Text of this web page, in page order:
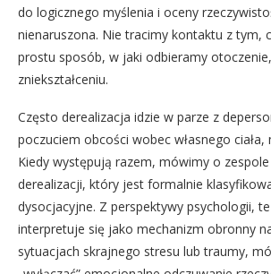
do logicznego myślenia i oceny
nienaruszona. Nie tracimy kontaktu z tym,
prostu sposób, w jaki odbieramy
zniekształceniu.
Często derealizacja idzie w parze z
poczuciem obcości wobec własnego ciała,
Kiedy występują razem, mówimy o
derealizacji, który jest formalnie
dysocjacyjne. Z perspektywy psychologii,
interpretuje się jako mechanizm obronny
sytuacjach skrajnego stresu lub traumy,